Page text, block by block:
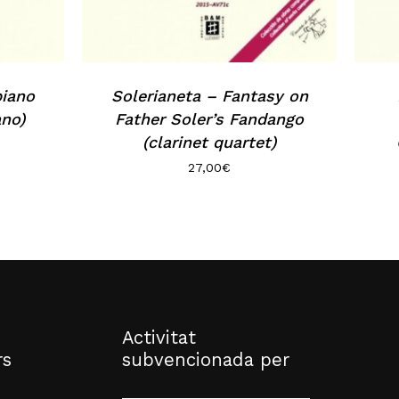
Solerianeta – Fantasy on
Father Soler’s Fandango
(clarinet quartet)
27,00€
Activitat
subvencionada per